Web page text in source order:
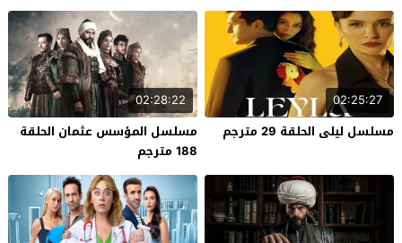
02:25:27
مسلسل ليلى الحلقة 29 مترجم
02:28:22
مسلسل المؤسس عثمان الحلقة
188 مترجم